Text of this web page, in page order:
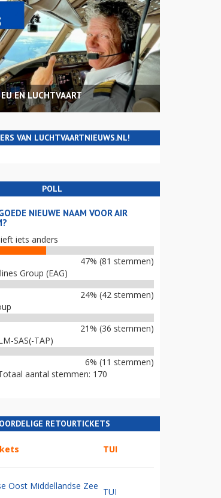
EN LUCHTVAART
VAN LUCHTVAARTNIEUWS.NL!
POLL
NIEUWE NAAM VOOR AIR
iets anders
47% (81 stemmen)
Group (EAG)
24% (42 stemmen)
21% (36 stemmen)
SAS(-TAP)
6% (11 stemmen)
aantal stemmen: 170
RETOURTICKETS
TUI
Oost Middellandse Zee
TUI